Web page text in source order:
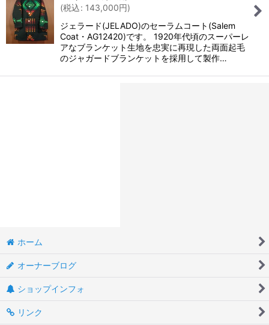
(税込: 143,000円)
ジェラード(JELADO)のセーラムコート(Salem
Coat・AG12420)です。 1920年代頃のスーパーレ
アなブランケット生地を忠実に再現した両面起毛
のジャガードブランケットを採用して製作…
ホーム
オーナーブログ
ショップインフォ
リンク